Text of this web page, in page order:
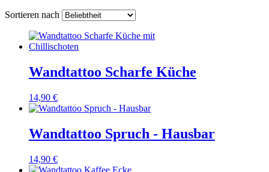
Sortieren nach
Wandtattoo Scharfe Küche
14,90 €
Wandtattoo Spruch - Hausbar
14,90 €